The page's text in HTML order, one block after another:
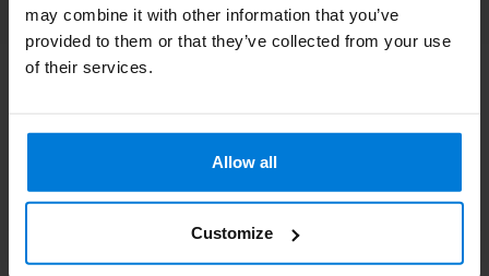
may combine it with other information that you’ve
provided to them or that they’ve collected from your use
of their services.
Allow all
Customize
the Netherlands
+31 (0)30 203 59 02